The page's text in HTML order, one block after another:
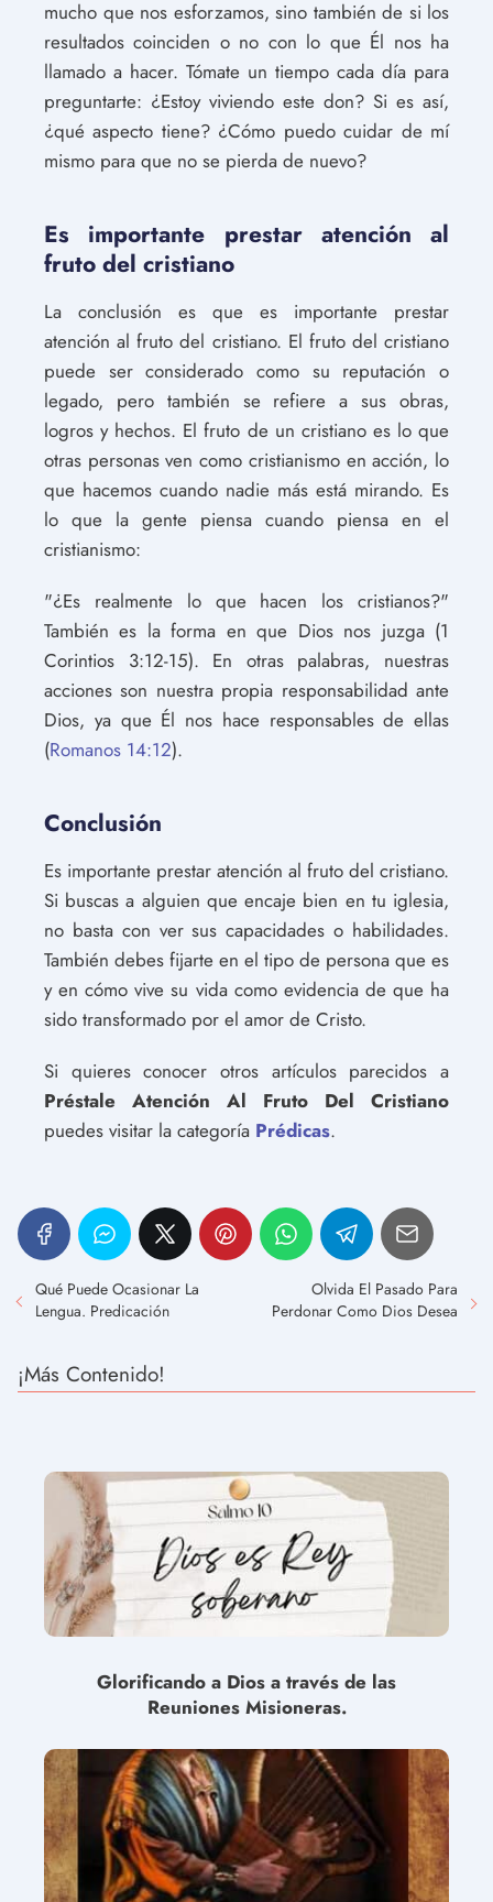
mucho que nos esforzamos, sino también de si los
resultados coinciden o no con lo que Él nos ha
llamado a hacer. Tómate un tiempo cada día para
preguntarte: ¿Estoy viviendo este don? Si es así,
¿qué aspecto tiene? ¿Cómo puedo cuidar de mí
mismo para que no se pierda de nuevo?
Es importante prestar atención al
fruto del cristiano
La conclusión es que es importante prestar
atención al fruto del cristiano. El fruto del cristiano
puede ser considerado como su reputación o
legado, pero también se refiere a sus obras,
logros y hechos. El fruto de un cristiano es lo que
otras personas ven como cristianismo en acción, lo
que hacemos cuando nadie más está mirando. Es
lo que la gente piensa cuando piensa en el
cristianismo:
"¿Es realmente lo que hacen los cristianos?"
También es la forma en que Dios nos juzga (1
Corintios 3:12-15). En otras palabras, nuestras
acciones son nuestra propia responsabilidad ante
Dios, ya que Él nos hace responsables de ellas
(Romanos 14:12).
Conclusión
Es importante prestar atención al fruto del cristiano.
Si buscas a alguien que encaje bien en tu iglesia,
no basta con ver sus capacidades o habilidades.
También debes fijarte en el tipo de persona que es
y en cómo vive su vida como evidencia de que ha
sido transformado por el amor de Cristo.
Si quieres conocer otros artículos parecidos a
Préstale Atención Al Fruto Del Cristiano
puedes visitar la categoría Prédicas.
Qué Puede Ocasionar La
Lengua. Predicación
Olvida El Pasado Para
Perdonar Como Dios Desea
¡Más Contenido!
Glorificando a Dios a través de las
Reuniones Misioneras.